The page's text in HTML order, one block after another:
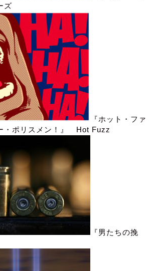
ズ
『ホット・ファ
・ポリスメン！』 Hot Fuzz
『男たちの挽